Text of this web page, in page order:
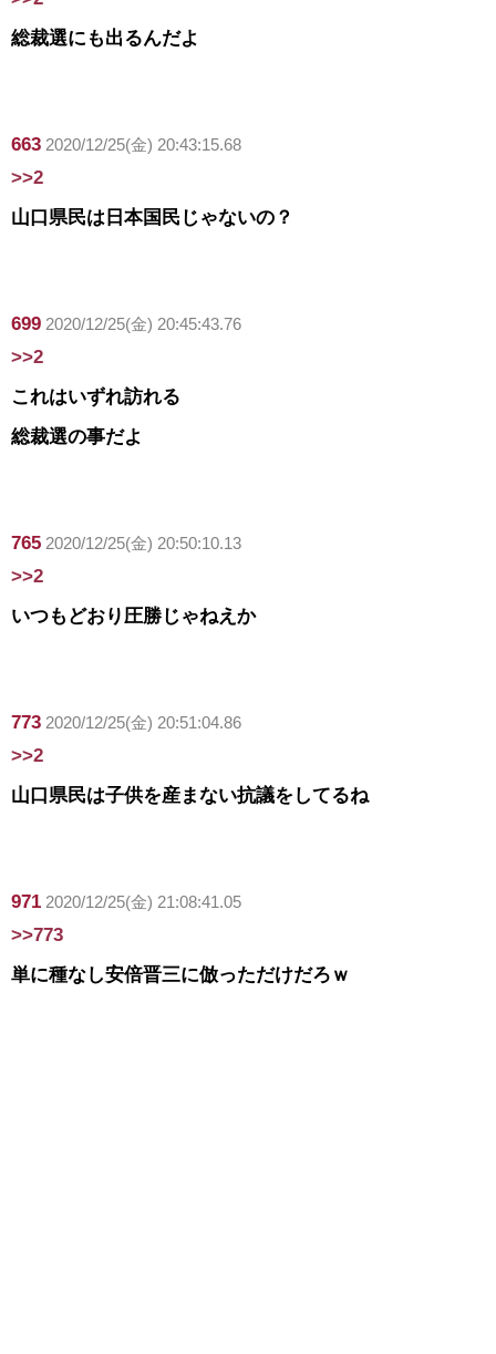
総裁選にも出るんだよ
663 2020/12/25(金) 20:43:15.68
>>2
山口県民は日本国民じゃないの？
699 2020/12/25(金) 20:45:43.76
>>2
これはいずれ訪れる
総裁選の事だよ
765 2020/12/25(金) 20:50:10.13
>>2
いつもどおり圧勝じゃねえか
773 2020/12/25(金) 20:51:04.86
>>2
山口県民は子供を産まない抗議をしてるね
971 2020/12/25(金) 21:08:41.05
>>773
単に種なし安倍晋三に倣っただけだろｗ